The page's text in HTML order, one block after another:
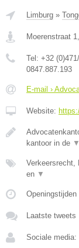
Limburg »
Moerenstraat 1,
Tel: +32
0847.887.193
E-mail ›
Website:
kantoor in de ▼
Verkeersrecht,
en ▼
Openingstijden
Laatste tweets
Sociale media: